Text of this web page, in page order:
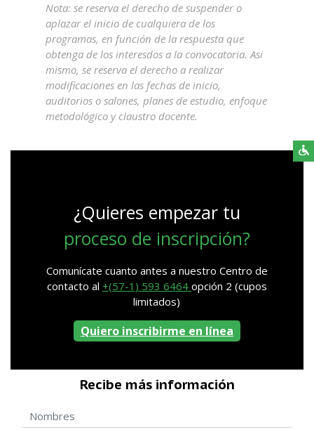
Nota: se reserva el derecho de suspender o
aplazar el inicio de cualquiera de los
programas, en función de la respuesta que
obtenga de los interesdos a la convocatoria. Asi
mismo, se reserva el derecho a realizar
modificaciones en las fechas de inicio,
auditorios o salones, planes de estudio, enfoque
metodológico y claustro docente.
¿Quieres empezar tu
proceso de inscripción?
Comunícate cuanto antes a nuestro Centro de
contacto al +(57-1) 593 6464 opción 2 (cupos
limitados)
Quiero inscribirme en línea
Recibe más información
Nombres